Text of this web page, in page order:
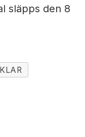
släpps den 8